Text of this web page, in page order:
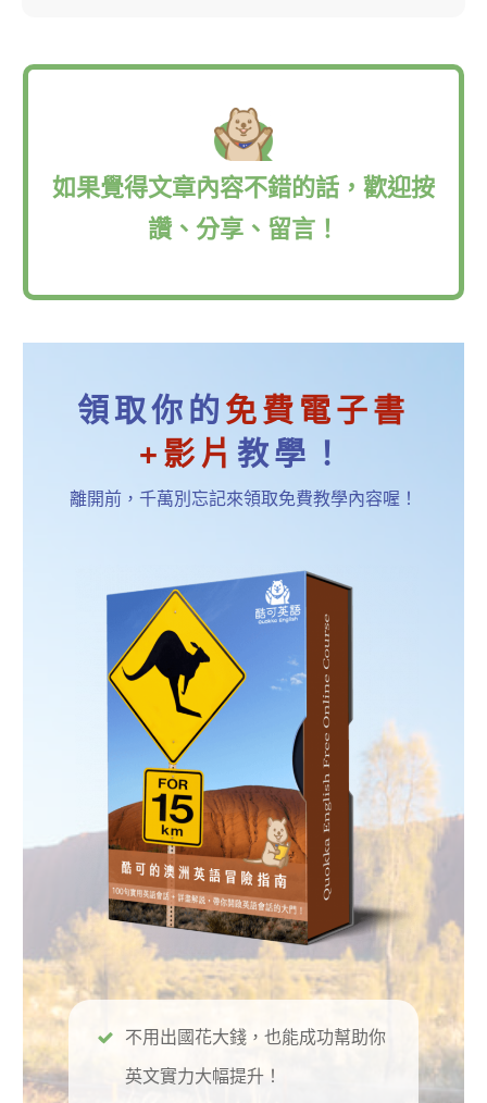
如果覺得文章內容不錯的話，歡迎按
讚、分享、留言！
領取你的 免費電子書
+影片 教學！
離開前，千萬別忘記來領取免費教學內容喔！
不用出國花大錢，也能成功幫助你
英文實力大幅提升！